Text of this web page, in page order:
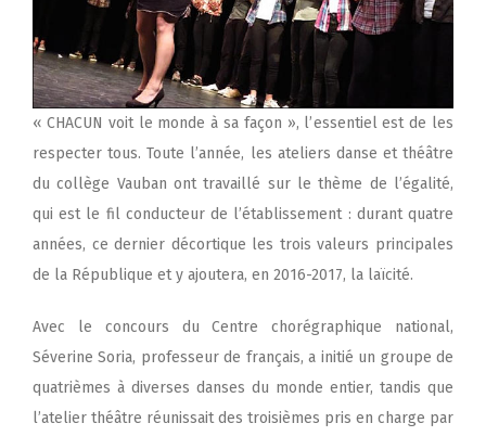
« CHACUN voit le monde à sa façon », l’essentiel est de les
respecter tous. Toute l’année, les ateliers danse et théâtre
du collège Vauban ont travaillé sur le thème de l’égalité,
qui est le fil conducteur de l’établissement : durant quatre
années, ce dernier décortique les trois valeurs principales
de la République et y ajoutera, en 2016-2017, la laïcité.
Avec le concours du Centre chorégraphique national,
Séverine Soria, professeur de français, a initié un groupe de
quatrièmes à diverses danses du monde entier, tandis que
l’atelier théâtre réunissait des troisièmes pris en charge par